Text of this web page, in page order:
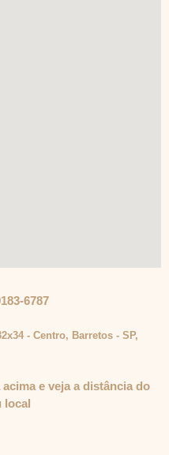
6787
- Centro, Barretos - SP,
e veja a distância do
local